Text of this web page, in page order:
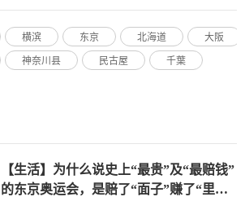
横滨 东京 北海道 大阪
神奈川县 民古屋 千葉
【生活】为什么说史上“最贵”及“最赔钱”
的东京奥运会，是赔了“面子”赚了“里